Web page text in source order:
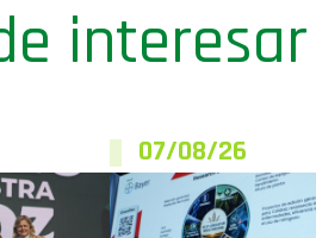
interesar
07/08/26